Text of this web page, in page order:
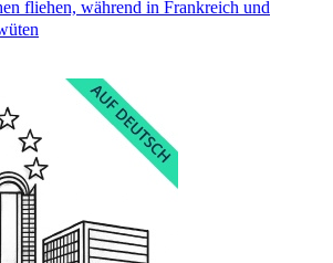
fliehen, während in Frankreich und